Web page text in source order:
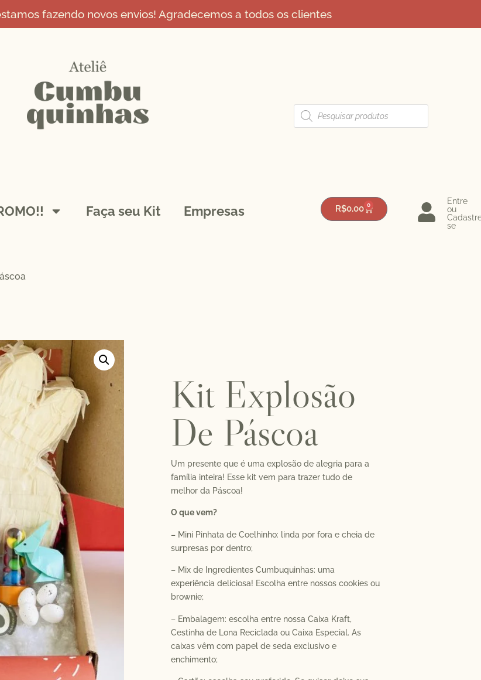
fazendo novos envios! Agradecemos a todos os clientes
Faça seu Kit
Empresas
R$0,00 0
Entre
ou
se
Kit Explosão
De Páscoa
Um presente que é uma explosão de alegria para a
família inteira! Esse kit vem para trazer tudo de
melhor da Páscoa!
O que vem?
– Mini Pinhata de Coelhinho: linda por fora e cheia de
surpresas por dentro;
– Mix de Ingredientes Cumbuquinhas: uma
experiência deliciosa! Escolha entre nossos cookies ou
brownie;
– Embalagem: escolha entre nossa Caixa Kraft,
Cestinha de Lona Reciclada ou Caixa Especial. As
caixas vêm com papel de seda exclusivo e
enchimento;